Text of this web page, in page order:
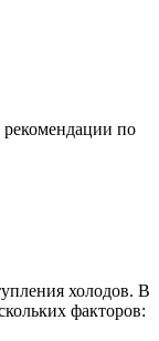
по
холодов. В
факторов: